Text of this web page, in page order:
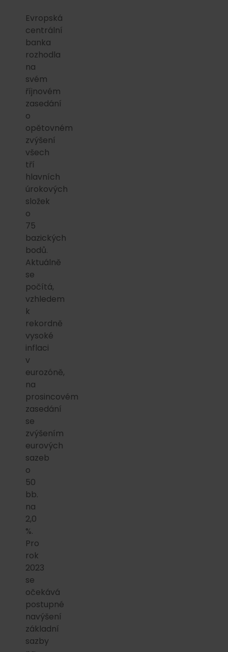
Evropská
centrální
banka
rozhodla
na
svém
říjnovém
zasedání
o
opětovném
zvýšení
všech
tří
hlavních
úrokových
složek
o
75
bazických
bodů.
Aktuálně
se
počítá,
vzhledem
k
rekordně
vysoké
inflaci
v
eurozóně,
na
prosincovém
zasedání
se
zvýšením
eurových
sazeb
o
50
bb.
na
2,0
%.
Pro
rok
2023
se
očekává
postupné
navýšení
základní
sazby